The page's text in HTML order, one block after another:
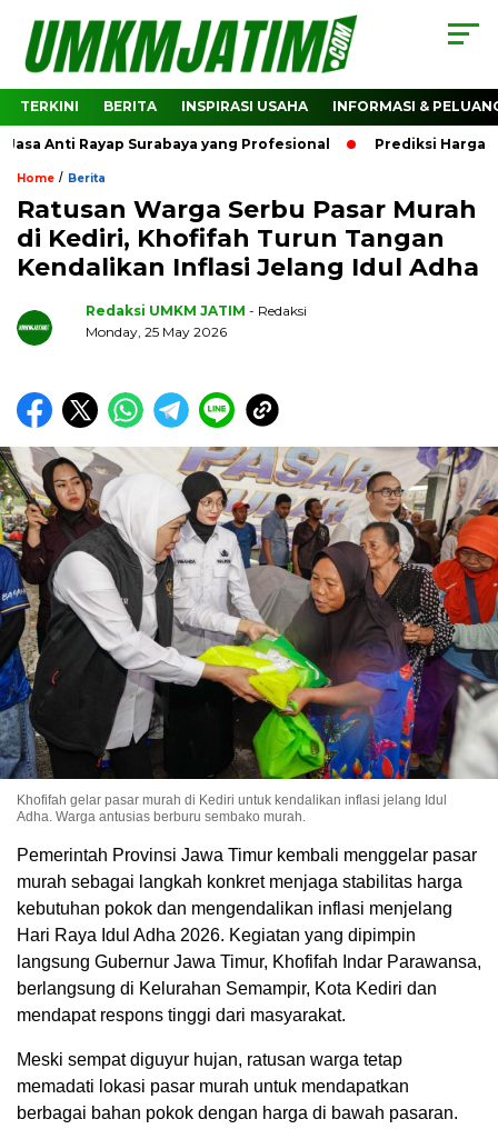
TERKINI BERITA INSPIRASI USAHA INFORMASI &
Rayap Surabaya yang Profesional Prediksi Harga
Home / Berita
Ratusan Warga Serbu Pasar Murah
di Kediri, Khofifah Turun Tangan
Kendalikan Inflasi Jelang Idul Adha
Redaksi UMKM JATIM - Redaksi
Monday, 25 May 2026
Khofifah gelar pasar murah di Kediri untuk kendalikan inflasi jelang Idul
Adha. Warga antusias berburu sembako murah.
Pemerintah Provinsi Jawa Timur kembali menggelar pasar
murah sebagai langkah konkret menjaga stabilitas harga
kebutuhan pokok dan mengendalikan inflasi menjelang
Hari Raya Idul Adha 2026. Kegiatan yang dipimpin
langsung Gubernur Jawa Timur, Khofifah Indar Parawansa,
berlangsung di Kelurahan Semampir, Kota Kediri dan
mendapat respons tinggi dari masyarakat.
Meski sempat diguyur hujan, ratusan warga tetap
memadati lokasi pasar murah untuk mendapatkan
berbagai bahan pokok dengan harga di bawah pasaran.